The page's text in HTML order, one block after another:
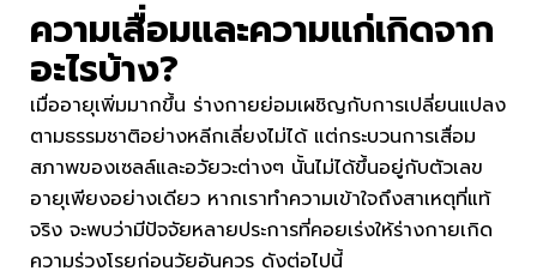
ความเสื่อมและความแก่เกิดจาก
อะไรบ้าง?
เมื่ออายุเพิ่มมากขึ้น ร่างกายย่อมเผชิญกับการเปลี่ยนแปลง
ตามธรรมชาติอย่างหลีกเลี่ยงไม่ได้ แต่กระบวนการเสื่อม
สภาพของเซลล์และอวัยวะต่างๆ นั้นไม่ได้ขึ้นอยู่กับตัวเลข
อายุเพียงอย่างเดียว หากเราทำความเข้าใจถึงสาเหตุที่แท้
จริง จะพบว่ามีปัจจัยหลายประการที่คอยเร่งให้ร่างกายเกิด
ความร่วงโรยก่อนวัยอันควร ดังต่อไปนี้